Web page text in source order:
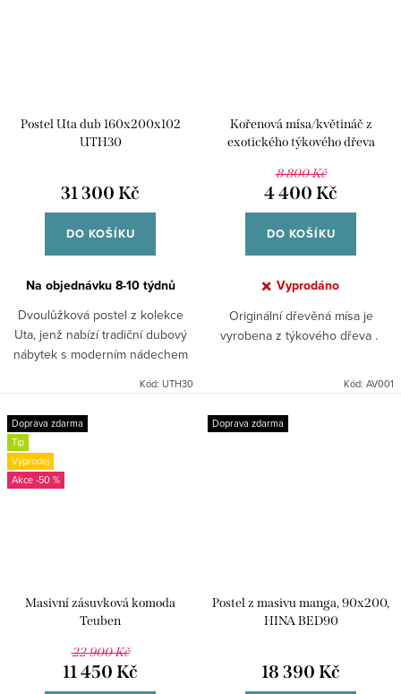
Postel Uta dub 160x200x102
UTH30
31 300 Kč
DO KOŠÍKU
Na objednávku 8-10 týdnů
Dvoulůžková postel z kolekce
Uta, jenž nabízí tradiční dubový
nábytek s moderním nádechem
kolekce Uta vynikají přiznanými
cinkovými spoji....
Kód: UTH30
Kořenová mísa/květináč z
exotického týkového dřeva
8 800 Kč
4 400 Kč
DO KOŠÍKU
Vyprodáno
Originální dřevěná mísa je
vyrobena z týkového dřeva .
Kód: AV001
Doprava zdarma
Tip
Výprodej
-50 %
Masivní zásuvková komoda
Teuben
22 900 Kč
11 450 Kč
Doprava zdarma
Postel z masivu manga, 90x200,
HINA BED90
18 390 Kč